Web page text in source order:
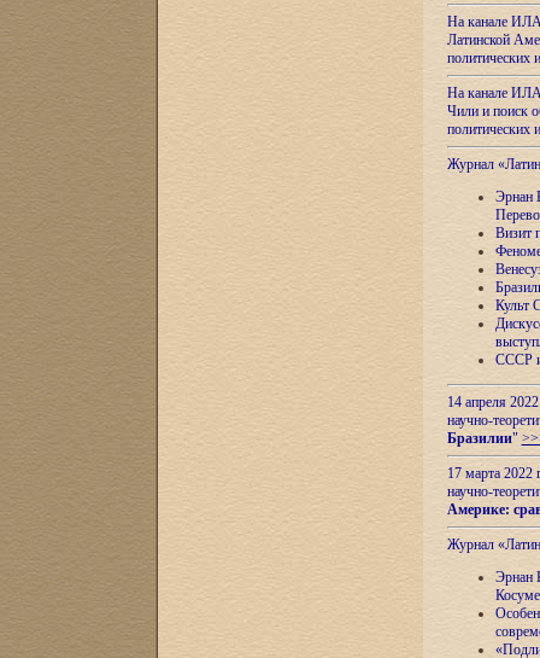
На канале
Латинской
На канале
Чили и поиск
Журнал
Эрнан
Визит
Культ
СССР и
14 апреля
научно-
Бразилии"
17 марта 2022
научно-
Америке:
Журнал
Эрнан